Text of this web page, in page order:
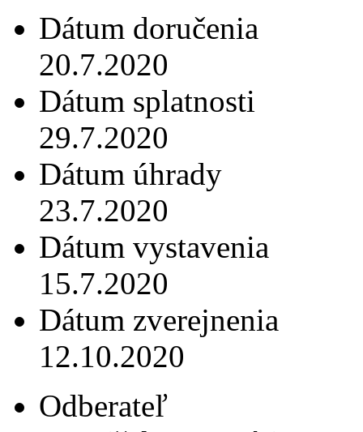
Dátum doručenia
20.7.2020
Dátum splatnosti
29.7.2020
Dátum úhrady
23.7.2020
Dátum vystavenia
15.7.2020
Dátum zverejnenia
12.10.2020
Odberateľ